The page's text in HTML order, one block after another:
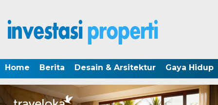
Home Berita Desain & Arsitektur Gaya Hidup